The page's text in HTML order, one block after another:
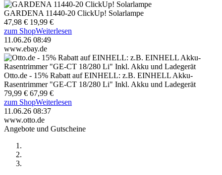
GARDENA 11440-20 ClickUp! Solarlampe
47,98 € 19,99 €
zum ShopWeiterlesen
11.06.26 08:49
www.ebay.de
Otto.de - 15% Rabatt auf EINHELL: z.B. EINHELL Akku-
Rasentrimmer "GE-CT 18/280 Li" Inkl. Akku und Ladegerät
79,99 € 67,99 €
zum ShopWeiterlesen
11.06.26 08:37
www.otto.de
Angebote und Gutscheine